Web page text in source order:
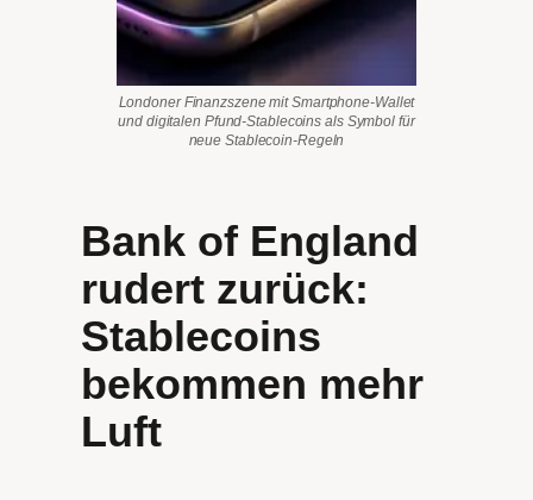
Londoner Finanzszene mit Smartphone-Wallet
und digitalen Pfund-Stablecoins als Symbol für
neue Stablecoin-Regeln
Bank of England
rudert zurück:
Stablecoins
bekommen mehr
Luft